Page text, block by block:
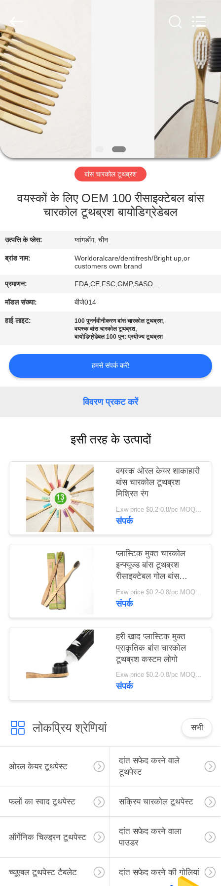
घर
उत्पादों
वीडियो
हमारे
बारे
कारखाना
गुणवत्ता
नियंत्रण
संपर्क
करें
एक
उद्धरण
गोपनीयता
All
Rights
Reserved.
बांस चारकोल टूथब्रश
वयस्कों के लिए OEM 100 रीसाइक्टेबल बांस
चारकोल टूथब्रश बायोडिग्रेडेबल
उत्पत्ति के प्लेस: ग्वांगडोंग, चीन
ब्रांड नाम:
Worldoralcare/dentifresh/Bright up,or
customers own brand
प्रमाणन: FDA,CE,FSC,GMP,SASO...
मॉडल संख्या: बीजे014
हाई लाइट: 100 पुनर्नवीनीकरण बांस चारकोल टूथब्रश,
वयस्क बांस चारकोल टूथब्रश,
बायोडिग्रेडेबल 100 पुन: प्रयोज्य टूथब्रश
हमसे संपर्क करें!
विवरण प्रकट करें
इसी तरह के उत्पादों
वयस्क ओरल केयर शाकाहारी
बांस चारकोल टूथब्रश
मिश्रित रंग
Exw price $0.2-0.8/pc MOQ:100 पीसी
संपर्क
प्लास्टिक मुक्त चारकोल
इन्फ्यूज्ड बांस टूथब्रश
रीसाइक्टेबल गोल बांस
टूथब्रश
Exw price $0.2-0.8/pc MOQ:100 पीसी
संपर्क
हरी खाद प्लास्टिक मुक्त
प्राकृतिक बांस चारकोल
टूथब्रश कस्टम लोगो
Exw price $0.2-0.8/pc MOQ:100 पीसी
संपर्क
लोकप्रिय श्रेणियां सभी
ओरल केयर टूथपेस्ट
दांत सफेद करने वाले
टूथपेस्ट
फलों का स्वाद टूथपेस्ट सक्रिय चारकोल टूथपेस्ट
ऑर्गेनिक चिल्ड्रन टूथपेस्ट
दांत सफेद करने वाला
पाउडर
च्यूएबल टूथपेस्ट टैबलेट दांत सफेद करने की गोलियां